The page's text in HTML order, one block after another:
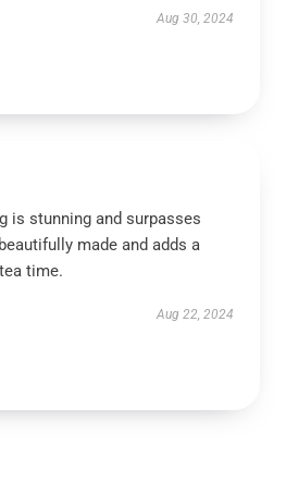
Aug 30, 2024
is stunning and surpasses
made and adds a
time.
Aug 22, 2024